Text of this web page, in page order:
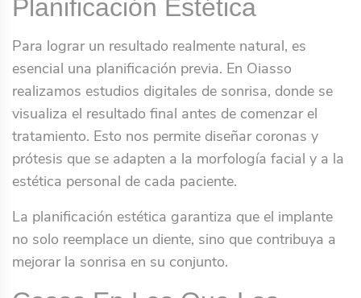
Planificación Estética
Para lograr un resultado realmente natural, es
esencial una planificación previa. En Oiasso
realizamos estudios digitales de sonrisa, donde se
visualiza el resultado final antes de comenzar el
tratamiento. Esto nos permite diseñar coronas y
prótesis que se adapten a la morfología facial y a la
estética personal de cada paciente.
La planificación estética garantiza que el implante
no solo reemplace un diente, sino que contribuya a
mejorar la sonrisa en su conjunto.